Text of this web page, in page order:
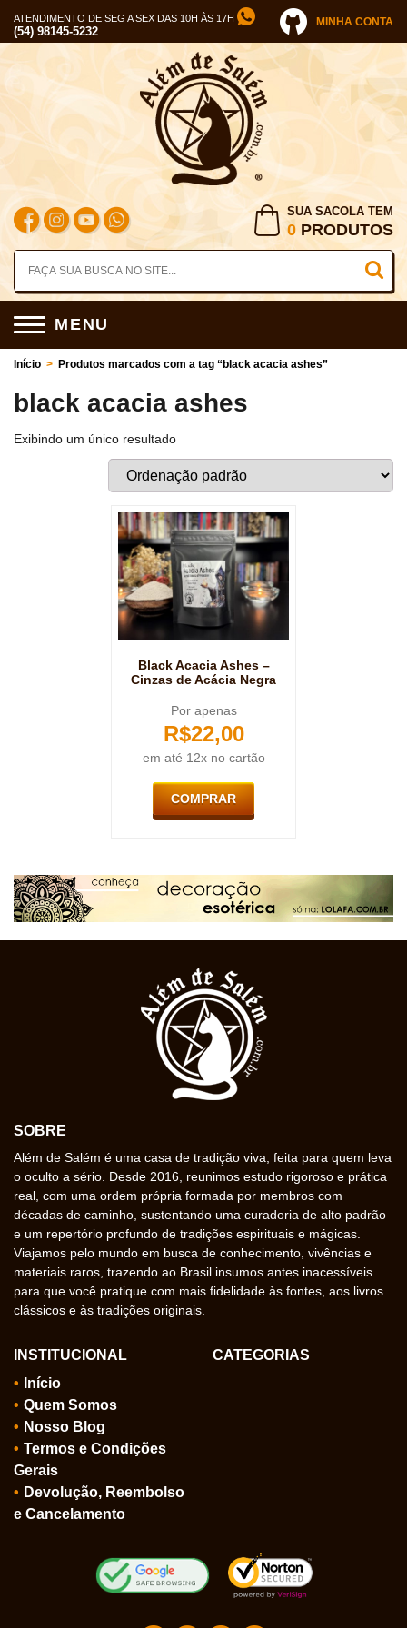
ATENDIMENTO DE SEG A SEX DAS 10H ÀS 17H
(54) 98145-5232
MINHA CONTA
SUA SACOLA TEM
0 PRODUTOS
MENU
Início > Produtos marcados com a tag “black acacia ashes”
black acacia ashes
Exibindo um único resultado
Black Acacia Ashes –
Cinzas de Acácia Negra
Por apenas
R$22,00
em até 12x no cartão
COMPRAR
SOBRE
Além de Salém é uma casa de tradição viva, feita para quem leva
o oculto a sério. Desde 2016, reunimos estudo rigoroso e prática
real, com uma ordem própria formada por membros com
décadas de caminho, sustentando uma curadoria de alto padrão
e um repertório profundo de tradições espirituais e mágicas.
Viajamos pelo mundo em busca de conhecimento, vivências e
materiais raros, trazendo ao Brasil insumos antes inacessíveis
para que você pratique com mais fidelidade às fontes, aos livros
clássicos e às tradições originais.
INSTITUCIONAL
Início
Quem Somos
Nosso Blog
Termos e Condições
Gerais
Devolução, Reembolso
e Cancelamento
CATEGORIAS